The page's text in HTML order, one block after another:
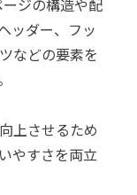
ジの構造や配
ッダー、フッ
などの要素を
上させるため
やすさを両立